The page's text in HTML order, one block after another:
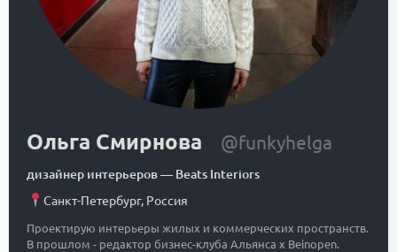
Ольга Смирнова @funkyhelga
дизайнер интерьеров— Beats Interiors
Санкт-Петербург, Россия
Проектирую интерьеры жилых и коммерческих пространств.
В прошлом - редактор бизнес-клуба Альянса x Beinopen.